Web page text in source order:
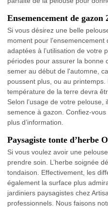
Ensemencement de gazon
Si vous désirez une belle
moment pour
adaptées à l’utilisation de votre
périodes pour assurer la bonne
semer au début de l'automne,
poussent plus, ou au printemps.
température de la terre devra
Selon l’usage de votre pelouse,
semence à gazon. Confiez-
plus d’information.
Paysagiste tonte d’herbe
Si vous voulez avoir une
prendre soin. L’herbe soignée
tondaison. Effectivement, les
également la surface plus
jardiniers paysagistes chez
professionnels. Nous faisons